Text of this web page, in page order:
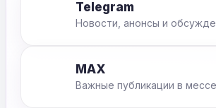
Telegram
Новости, анонсы и
MAX
Важные публикации в